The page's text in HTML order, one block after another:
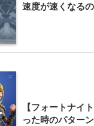
速度が速くなる
【フォートナイ
った時のパター